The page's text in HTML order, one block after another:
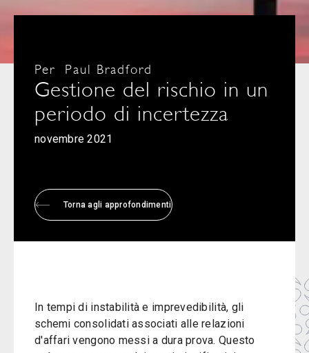
novembre 2021
Gestione del rischio in un
periodo di incertezza
Per Paul Bradford
Torna agli approfondimenti
In tempi di instabilità e imprevedibilità, gli
schemi consolidati associati alle relazioni
d'affari vengono messi a dura prova. Questo